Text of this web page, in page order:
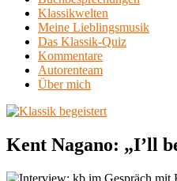
Klassikwelten
Meine Lieblingsmusik
Das Klassik-Quiz
Kommentare
Autorenteam
Über mich
Kent Nagano: „I’ll